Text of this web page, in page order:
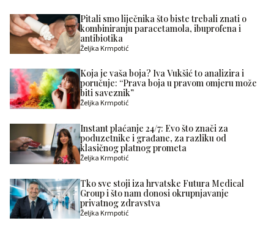
Pitali smo liječnika što biste trebali znati o
kombiniranju paracetamola, ibuprofena i
antibiotika
Željka Krmpotić
Koja je vaša boja? Iva Vukšić to analizira i
poručuje: “Prava boja u pravom omjeru može
biti saveznik”
Željka Krmpotić
Instant plaćanje 24/7: Evo što znači za
poduzetnike i građane, za razliku od
klasičnog platnog prometa
Željka Krmpotić
Tko sve stoji iza hrvatske Futura Medical
Group i što nam donosi okrupnjavanje
privatnog zdravstva
Željka Krmpotić